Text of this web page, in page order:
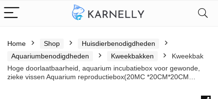
Home Shop
Huisdierbenodigdheden
Aquariumbenodigdheden
Kweekbakken
Kweekbak
Hoge doorlaatbaarheid, aquarium incubatiebox voor gewonde,
zieke vissen Aquarium reproductiebox(20MC *20CM*20CM…